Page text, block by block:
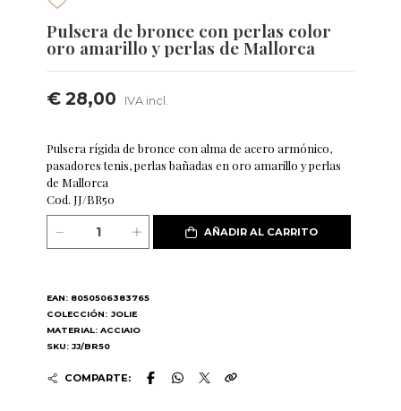
Pulsera de bronce con perlas color
oro amarillo y perlas de Mallorca
€ 28,00 IVA incl.
Pulsera rígida de bronce con alma de acero armónico,
pasadores tenis, perlas bañadas en oro amarillo y perlas
de Mallorca
Cod. JJ/BR50
AÑADIR AL CARRITO
EAN: 8050506383765
COLECCIÓN: JOLIE
MATERIAL: ACCIAIO
SKU: JJ/BR50
COMPARTE: